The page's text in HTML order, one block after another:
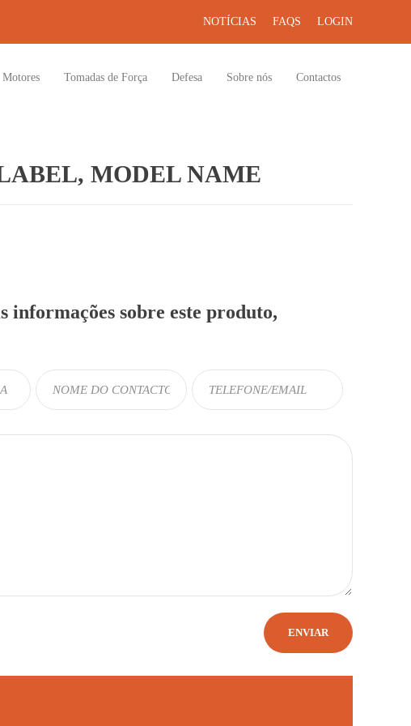
NOTÍCIAS FAQS LOGIN
Motores Tomadas de Força Defesa Sobre nós Contactos
MODEL NAME
informações sobre este produto,